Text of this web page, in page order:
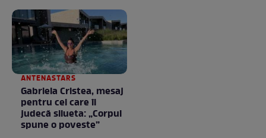
ANTENASTARS
Gabriela Cristea, mesaj
pentru cei care îi
judecă silueta: „Corpul
spune o poveste”